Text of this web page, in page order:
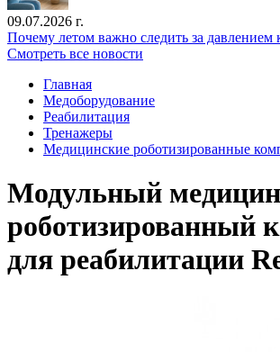
09.07.2026 г.
Почему летом важно следить за давлением
Смотреть все новости
Главная
Медоборудование
Реабилитация
Тренажеры
Медицинские роботизированные
Модульный
роботизированный
для реабилитации